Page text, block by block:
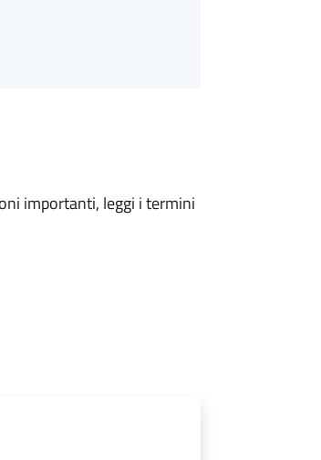
importanti, leggi i termini